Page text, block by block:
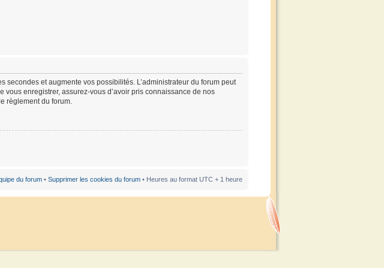
secondes et augmente vos possibilités. L’administrateur du forum peut
enregistrer, assurez-vous d’avoir pris connaissance de nos
règlement du forum.
du forum • Supprimer les cookies du forum • Heures au format UTC + 1 heure